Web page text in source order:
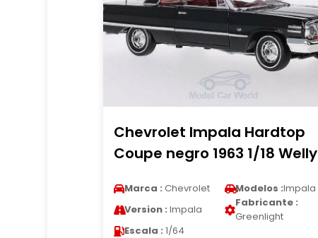
Chevrolet Impala Hardtop
Coupe negro 1963 1/18 Welly
Marca : Chevrolet Modelos :Impala
Version : Impala
Fabricante :
Greenlight
Escala : 1/64